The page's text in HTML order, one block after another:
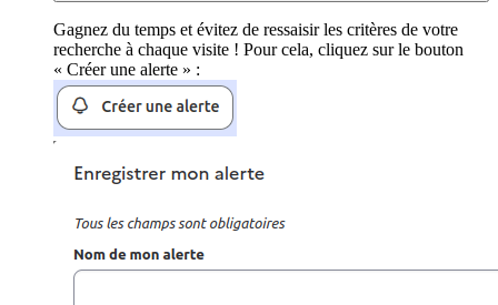
Gagnez du temps et évitez de ressaisir les critères de votre
recherche à chaque visite ! Pour cela, cliquez sur le bouton
« Créer une alerte » :